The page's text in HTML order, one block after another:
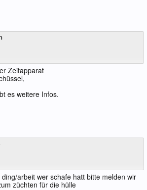
Zeitapparat
es weitere Infos.
arbeit wer schafe hatt bitte melden wir
züchten für die hülle